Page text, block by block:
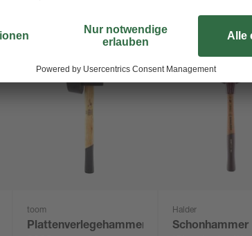
toom
Plattenverlegehammer
Halder
Schonhammer